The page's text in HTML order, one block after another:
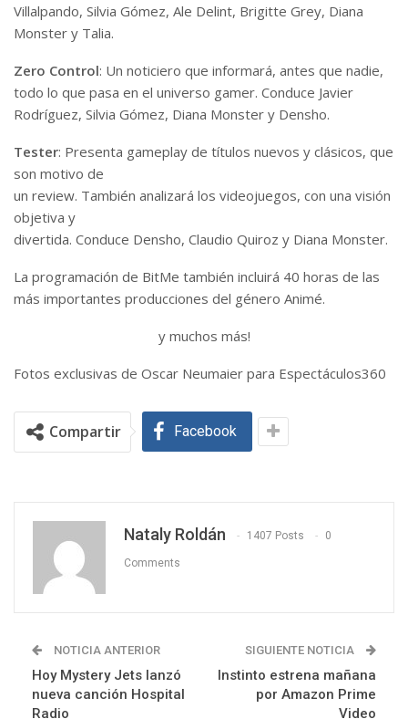
Villalpando, Silvia Gómez, Ale Delint, Brigitte Grey, Diana
Monster y Talia.
Zero Control: Un noticiero que informará, antes que nadie,
todo lo que pasa en el universo gamer. Conduce Javier
Rodríguez, Silvia Gómez, Diana Monster y Densho.
Tester: Presenta gameplay de títulos nuevos y clásicos, que
son motivo de
un review. También analizará los videojuegos, con una visión
objetiva y
divertida. Conduce Densho, Claudio Quiroz y Diana Monster.
La programación de BitMe también incluirá 40 horas de las
más importantes producciones del género Animé.
y muchos más!
Fotos exclusivas de Oscar Neumaier para Espectáculos360
Compartir Facebook
Nataly Roldán 1407 Posts 0
Comments
NOTICIA ANTERIOR
Hoy Mystery Jets lanzó
nueva canción Hospital
Radio
SIGUIENTE NOTICIA
Instinto estrena mañana
por Amazon Prime
Video